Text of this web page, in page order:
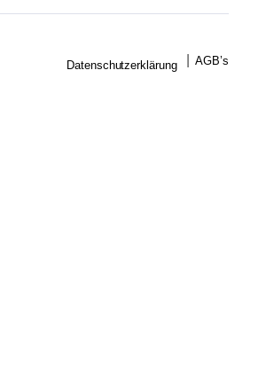
Datenschutzerklärung AGB’s